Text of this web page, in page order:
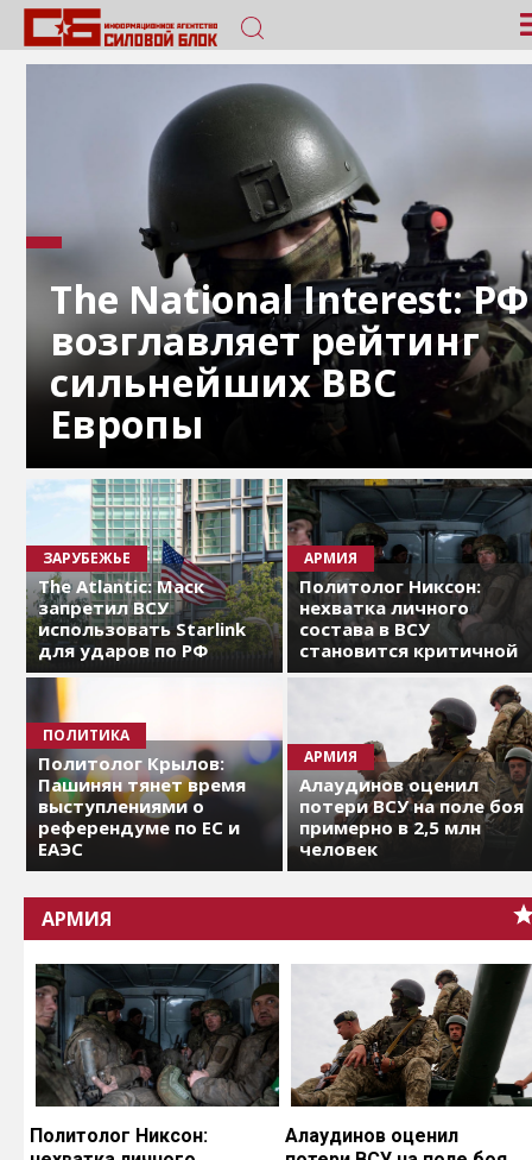
The National Interest: РФ
возглавляет рейтинг
сильнейших ВВС
Европы
ЗАРУБЕЖЬЕ
The Atlantic: Маск
запретил ВСУ
использовать Starlink
для ударов по РФ
АРМИЯ
Политолог Никсон:
нехватка личного
состава в ВСУ
становится критичной
ПОЛИТИКА
Политолог Крылов:
Пашинян тянет время
выступлениями о
референдуме по ЕС и
ЕАЭС
АРМИЯ
Алаудинов оценил
потери ВСУ на поле боя
примерно в 2,5 млн
человек
АРМИЯ
Политолог Никсон:
Алаудинов оценил